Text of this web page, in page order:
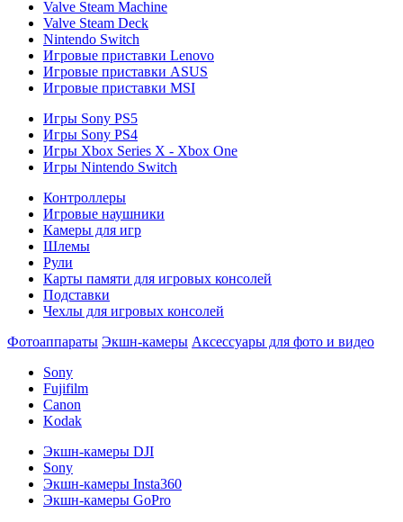
Valve Steam Machine
Valve Steam Deck
Nintendo Switch
Игровые приставки Lenovo
Игровые приставки ASUS
Игровые приставки MSI
Игры Sony PS5
Игры Sony PS4
Игры Xbox Series X - Xbox One
Игры Nintendo Switch
Контроллеры
Игровые наушники
Камеры для игр
Шлемы
Рули
Карты памяти для игровых консолей
Подставки
Чехлы для игровых консолей
Фотоаппараты Экшн-камеры Аксессуары для фото и видео
Sony
Fujifilm
Canon
Kodak
Экшн-камеры DJI
Sony
Экшн-камеры Insta360
Экшн-камеры GoPro